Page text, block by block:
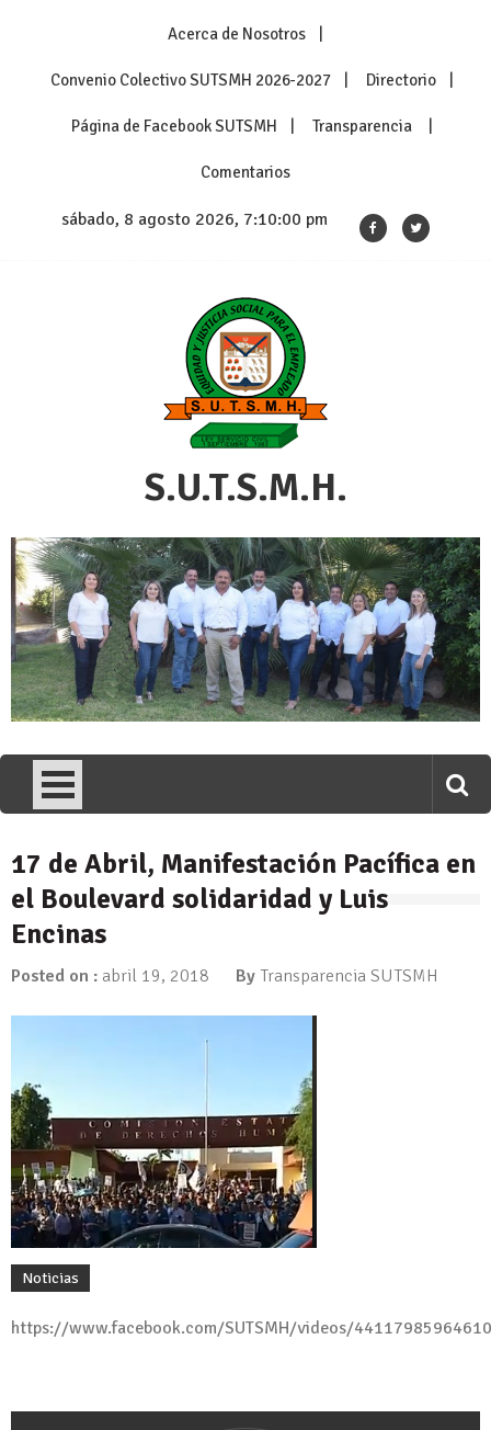
Acerca de Nosotros
Convenio Colectivo SUTSMH 2026-2027 Directorio
Página de Facebook SUTSMH Transparencia
Comentarios
sábado, 8 agosto 2026, 7:10:00 pm
S.U.T.S.M.H.
17 de Abril, Manifestación Pacífica en
el Boulevard solidaridad y Luis
Encinas
Posted on : abril 19, 2018 By Transparencia SUTSMH
Noticias
https://www.facebook.com/SUTSMH/videos/